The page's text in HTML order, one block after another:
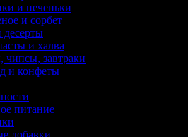
и печеньки
и сорбет
и халва
чипсы, завтраки
и конфеты
питание
добавки